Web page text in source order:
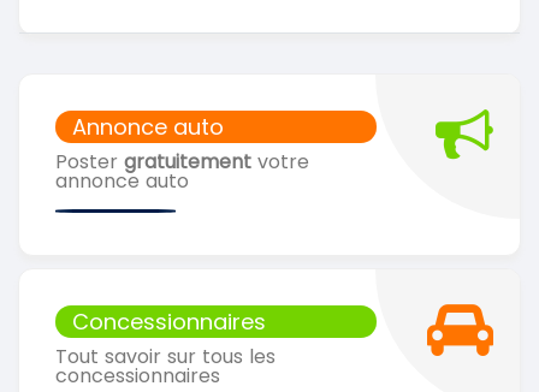
Annonce auto
Poster gratuitement votre
annonce auto
Concessionnaires
Tout savoir sur tous les
concessionnaires